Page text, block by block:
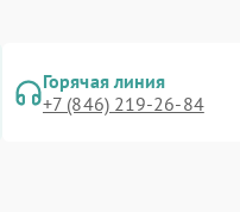
Горячая линия
+7 (846) 219-26-84